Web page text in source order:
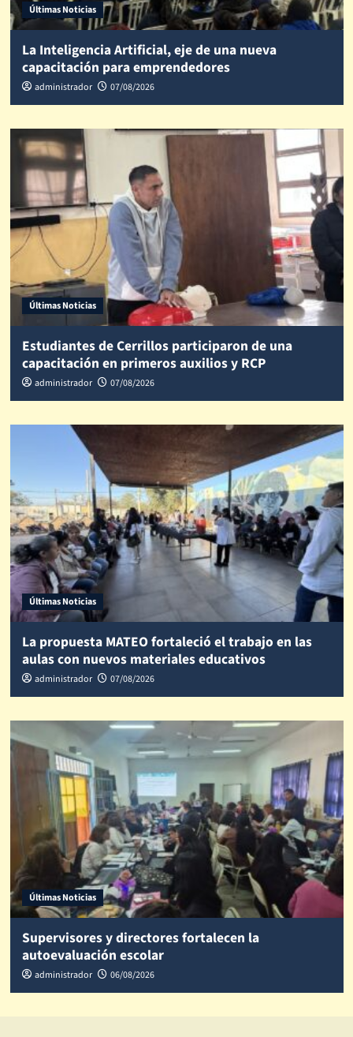
Últimas Noticias
La Inteligencia Artificial, eje de una nueva
capacitación para emprendedores
administrador 07/08/2026
Últimas Noticias
Estudiantes de Cerrillos participaron de una
capacitación en primeros auxilios y RCP
administrador 07/08/2026
Últimas Noticias
La propuesta MATEO fortaleció el trabajo en las
aulas con nuevos materiales educativos
administrador 07/08/2026
Últimas Noticias
Supervisores y directores fortalecen la
autoevaluación escolar
administrador 06/08/2026